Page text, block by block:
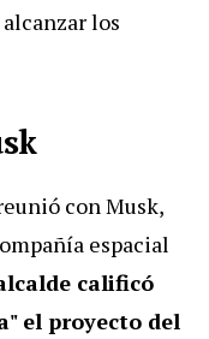
los
con Musk,
espacial
calificó
el proyecto del